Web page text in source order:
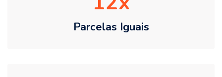
Parcelas Iguais